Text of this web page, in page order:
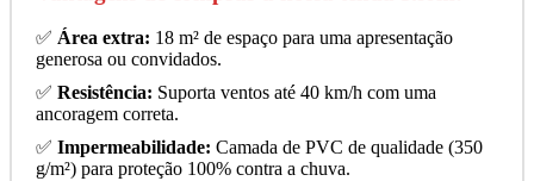
✅ Área extra: 18 m² de espaço para uma apresentação
generosa ou convidados.
✅ Resistência: Suporta ventos até 40 km/h com uma
ancoragem correta.
✅ Impermeabilidade: Camada de PVC de qualidade (350
g/m²) para proteção 100% contra a chuva.